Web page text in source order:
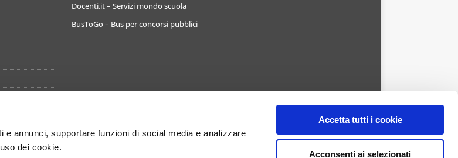
annunci, supportare funzioni di social media e analizzare
dei cookie.
Accetta tutti i cookie
Acconsenti ai selezionati
Docenti.it – Servizi mondo scuola
BusToGo – Bus per concorsi pubblici